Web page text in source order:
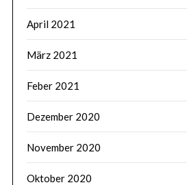
April 2021
März 2021
Feber 2021
Dezember 2020
November 2020
Oktober 2020